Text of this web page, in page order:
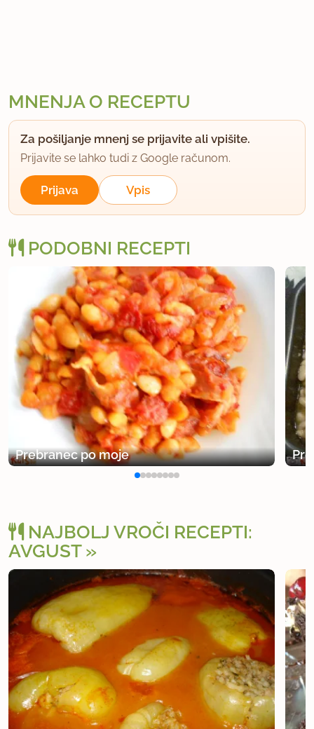
MNENJA O RECEPTU
Za pošiljanje mnenj se prijavite ali vpišite.
Prijavite se lahko tudi z Google računom.
Prijava Vpis
PODOBNI RECEPTI
Prebranec po moje
NAJBOLJ VROČI RECEPTI:
AVGUST